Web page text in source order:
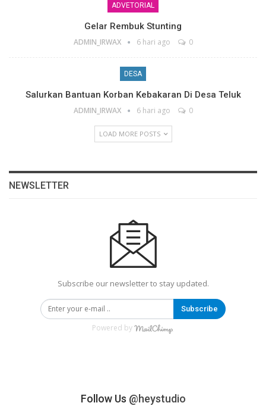
ADVETORIAL
Gelar Rembuk Stunting
ADMIN_IRWAX 6 hari ago 0
DESA
Salurkan Bantuan Korban Kebakaran Di Desa Teluk
ADMIN_IRWAX 6 hari ago 0
LOAD MORE POSTS
NEWSLETTER
Subscribe our newsletter to stay updated.
Subscribe
Powered by
Follow Us @heystudio